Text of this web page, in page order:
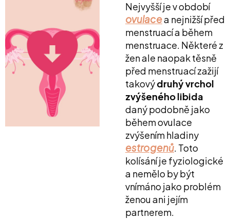
Nejvyšší je v období
ovulacea nejnižší před
menstruací a během
menstruace. Některé z
žen ale naopak těsně
před menstruací zažijí
takovýdruhý vrchol
zvýšeného libida
daný podobně jako
během ovulace
zvýšením hladiny
estrogenů. Toto
kolísání je fyziologické
a nemělo by být
vnímáno jako problém
ženou ani jejím
partnerem.